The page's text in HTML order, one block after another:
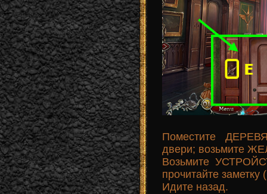
Поместите
двери; возьмите
Возьмите
прочитайте заметку
Идите назад.